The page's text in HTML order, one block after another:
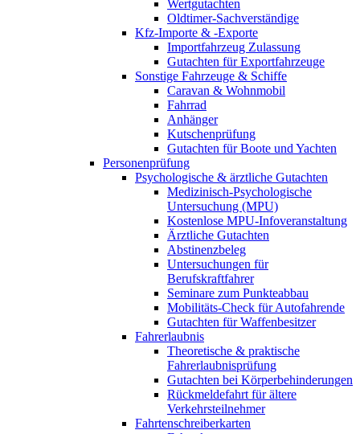
Wertgutachten
Oldtimer-Sachverständige
Kfz-Importe & -Exporte
Importfahrzeug Zulassung
Gutachten für Exportfahrzeuge
Sonstige Fahrzeuge & Schiffe
Caravan & Wohnmobil
Fahrrad
Anhänger
Kutschenprüfung
Gutachten für Boote und Yachten
Personenprüfung
Psychologische & ärztliche Gutachten
Medizinisch-Psychologische
Untersuchung (MPU)
Kostenlose MPU-Infoveranstaltung
Ärztliche Gutachten
Abstinenzbeleg
Untersuchungen für
Berufskraftfahrer
Seminare zum Punkteabbau
Mobilitäts-Check für Autofahrende
Gutachten für Waffenbesitzer
Fahrerlaubnis
Theoretische & praktische
Fahrerlaubnisprüfung
Gutachten bei Körperbehinderungen
Rückmeldefahrt für ältere
Verkehrsteilnehmer
Fahrtenschreiberkarten